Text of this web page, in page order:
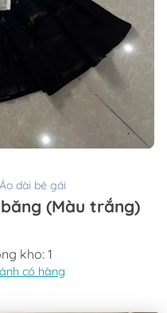
Áo dài bé gái
(Màu trắng)
kho: 1
có hàng